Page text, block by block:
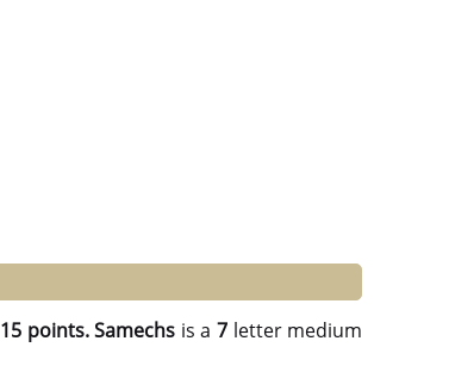
15 points. Samechs is a 7letter medium